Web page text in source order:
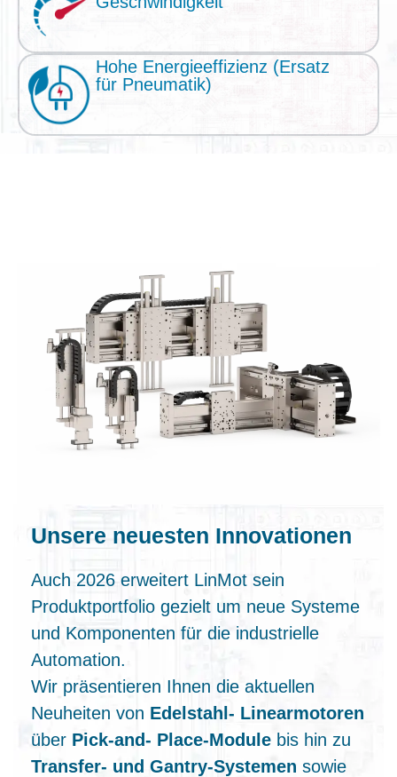
Hohe Energieeffizienz (Ersatz
für Pneumatik)
Unsere neuesten Innovationen
Auch 2026 erweitert LinMot sein
Produktportfolio gezielt um neue Systeme
und Komponenten für die industrielle
Automation.
Wir präsentieren Ihnen die aktuellen
Neuheiten von Edelstahl‑ Linearmotoren
über Pick‑and‑ Place‑Module bis hin zu
Transfer‑ und Gantry‑Systemen sowie